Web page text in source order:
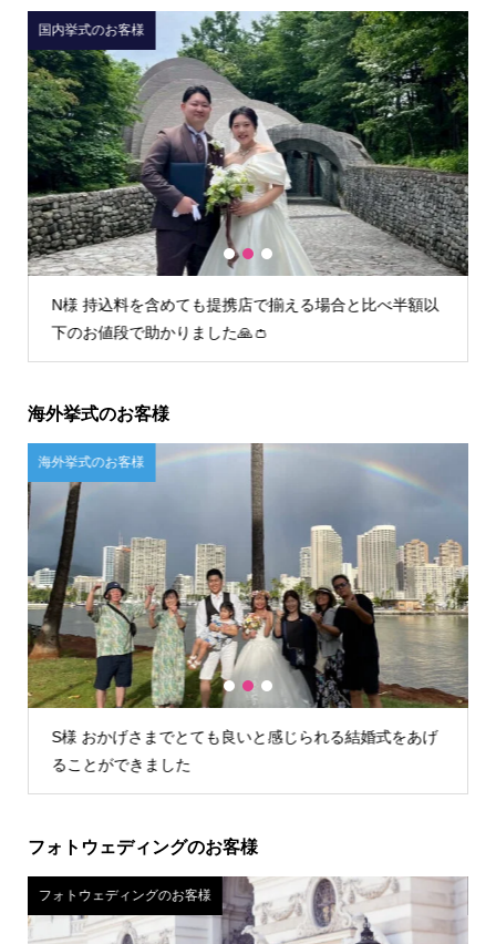
I様 初回フィッティング時からとても丁寧な接客で安心
してお任せすることができました。
国内挙式のお客様
1 2 3
海外挙式のお客様
U様 店舗が遠かったので自宅試着しましたが、問題なく
試着できお値段含めてこちらに決めました。
ご自宅試着のお客様
1 2 3
フォトウェディングのお客様
フォトウェディングのお客様